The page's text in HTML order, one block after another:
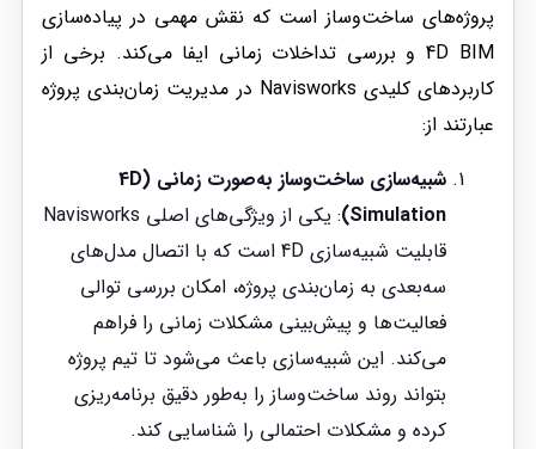
پروژه‌های ساخت‌وساز است که نقش مهمی در پیاده‌سازی
4D BIM و بررسی تداخلات زمانی ایفا می‌کند. برخی از
کاربردهای کلیدی Navisworks در مدیریت زمان‌بندی پروژه
عبارتند از:
شبیه‌سازی ساخت‌وساز به‌صورت زمانی (4D
Simulation)
: یکی از ویژگی‌های اصلی Navisworks
قابلیت شبیه‌سازی 4D است که با اتصال مدل‌های
سه‌بعدی به زمان‌بندی پروژه، امکان بررسی توالی
فعالیت‌ها و پیش‌بینی مشکلات زمانی را فراهم
می‌کند. این شبیه‌سازی باعث می‌شود تا تیم پروژه
بتواند روند ساخت‌وساز را به‌طور دقیق برنامه‌ریزی
کرده و مشکلات احتمالی را شناسایی کند.